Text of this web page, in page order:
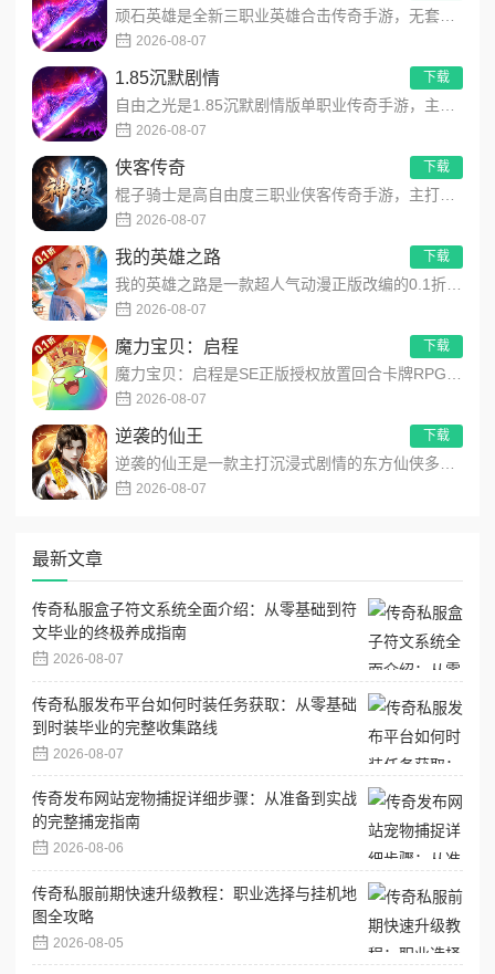
2026-08-07
1.85沉默剧情
2026-08-07
下载
侠客传奇
2026-08-07
下载
我的英雄之路
2026-08-07
下载
魔力宝贝：启程
2026-08-07
下载
逆袭的仙王
2026-08-07
下载
最新文章
传奇私服盒子符文系统全面介绍：从零基础到符
文毕业的终极养成指南
2026-08-07
传奇私服发布平台如何时装任务获取：从零基础
到时装毕业的完整收集路线
2026-08-07
传奇发布网站宠物捕捉详细步骤：从准备到实战
的完整捕宠指南
2026-08-06
传奇私服前期快速升级教程：职业选择与挂机地
图全攻略
2026-08-05